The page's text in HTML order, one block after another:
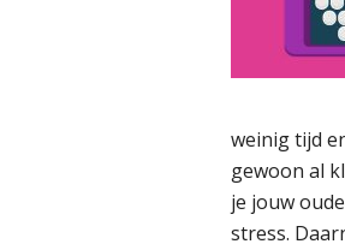
weinig tijd
gewoon al
je jouw
stress.